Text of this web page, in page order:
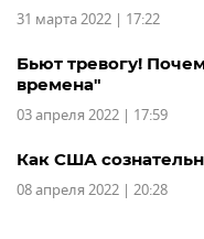
31 марта 2022 | 17:22
Бьют тревогу!
времена"
03 апреля 2022 | 17:59
Как США
08 апреля 2022 | 20:28